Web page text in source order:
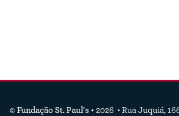
© Fundação St. Paul's • 2026 • Rua Juquiá,